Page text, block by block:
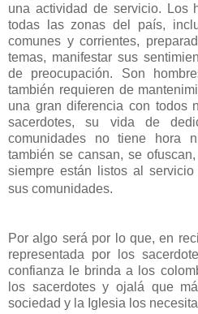
una actividad de servicio. Los
todas las zonas del país,
comunes y corrientes,
temas, manifestar sus
de preocupación. Son
también requieren de
una gran diferencia con todos
sacerdotes, su vida de
comunidades no tiene hora
también se cansan, se
siempre están listos al
sus comunidades.
Por algo será por lo que, en
representada por los
confianza le brinda a los
los sacerdotes y ojalá que
sociedad y la Iglesia los